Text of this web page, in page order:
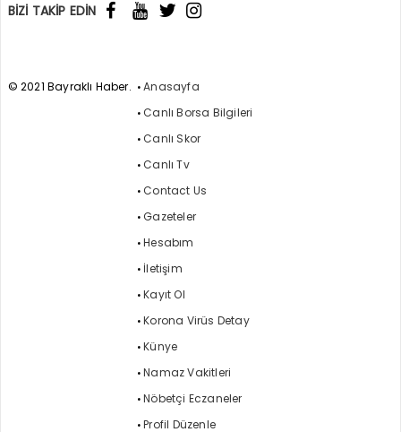
BİZİ TAKİP EDİN
© 2021 Bayraklı Haber.
Anasayfa
Canlı Borsa Bilgileri
Canlı Skor
Canlı Tv
Contact Us
Gazeteler
Hesabım
İletişim
Kayıt Ol
Korona Virüs Detay
Künye
Namaz Vakitleri
Nöbetçi Eczaneler
Profil Düzenle